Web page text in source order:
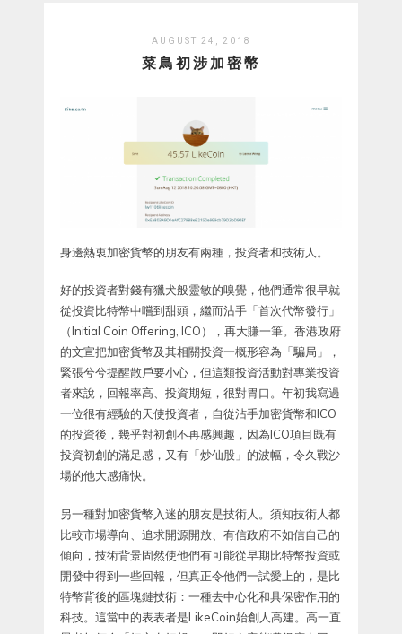
AUGUST 24, 2018
菜鳥初涉加密幣
身邊熱衷加密貨幣的朋友有兩種，投資者和技術人。
好的投資者對錢有獵犬般靈敏的嗅覺，他們通常很早就
從投資比特幣中嚐到甜頭，繼而沾手「首次代幣發行」
（Initial Coin Offering, ICO），再大賺一筆。香港政府
的文宣把加密貨幣及其相關投資一概形容為「騙局」，
緊張兮兮提醒散戶要小心，但這類投資活動對專業投資
者來說，回報率高、投資期短，很對胃口。年初我寫過
一位很有經驗的天使投資者，自從沾手加密貨幣和ICO
的投資後，幾乎對初創不再感興趣，因為ICO項目既有
投資初創的滿足感，又有「炒仙股」的波幅，令久戰沙
場的他大感痛快。
另一種對加密貨幣入迷的朋友是技術人。須知技術人都
比較市場導向、追求開源開放、有信政府不如信自己的
傾向，技術背景固然使他們有可能從早期比特幣投資或
開發中得到一些回報，但真正令他們一試愛上的，是比
特幣背後的區塊鏈技術：一種去中心化和具保密作用的
科技。這當中的表表者是LikeCoin始創人高建。高一直